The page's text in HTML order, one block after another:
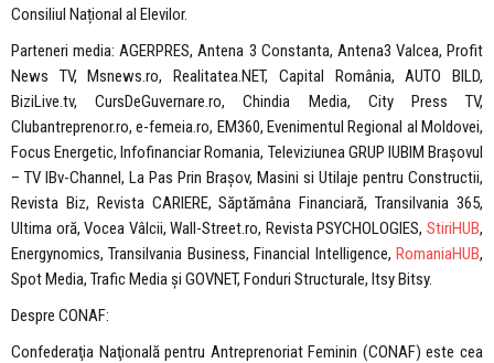
Consiliul Național al Elevilor.
Parteneri media: AGERPRES, Antena 3 Constanta, Antena3 Valcea, Profit
News TV, Msnews.ro, Realitatea.NET, Capital România, AUTO BILD,
BiziLive.tv, CursDeGuvernare.ro, Chindia Media, City Press TV,
Clubantreprenor.ro, e-femeia.ro, EM360, Evenimentul Regional al Moldovei,
Focus Energetic, Infofinanciar Romania, Televiziunea GRUP IUBIM Brașovul
– TV IBv-Channel, La Pas Prin Brașov, Masini si Utilaje pentru Constructii,
Revista Biz, Revista CARIERE, Săptămâna Financiară, Transilvania 365,
Ultima oră, Vocea Vâlcii, Wall-Street.ro, Revista PSYCHOLOGIES, StiriHUB,
Energynomics, Transilvania Business, Financial Intelligence, RomaniaHUB,
Spot Media, Trafic Media și GOVNET, Fonduri Structurale, Itsy Bitsy.
Despre CONAF:
Confederaţia Naţională pentru Antreprenoriat Feminin (CONAF) este cea